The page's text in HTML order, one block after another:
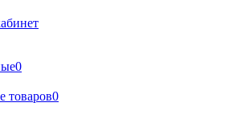
0
товаров0